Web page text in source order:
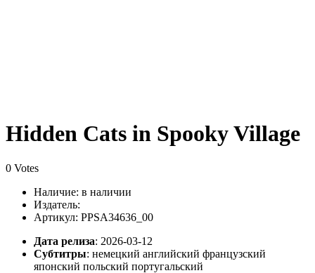
Hidden Cats in Spooky Village
0 Votes
Наличие: в наличии
Издатель:
Артикул: PPSA34636_00
Дата релиза: 2026-03-12
Субтитры: немецкий английский французский
японский польский португальский